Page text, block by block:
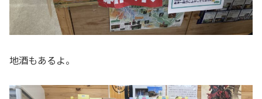
地酒もあるよ。